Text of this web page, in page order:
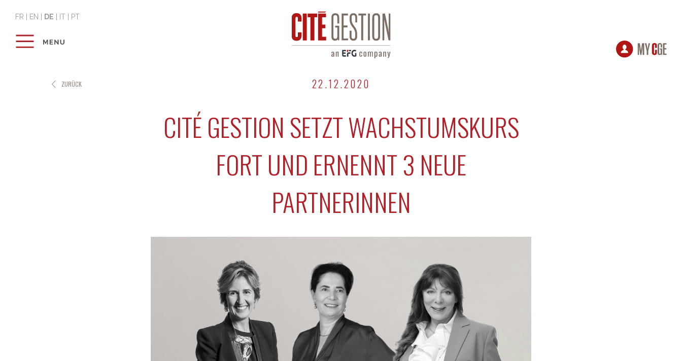
FR EN DE IT PT
22.12.2020
CITÉ GESTION SETZT WACHSTUMSKURS
FORT UND ERNENNT 3 NEUE
PARTNERINNEN
ZURÜCK